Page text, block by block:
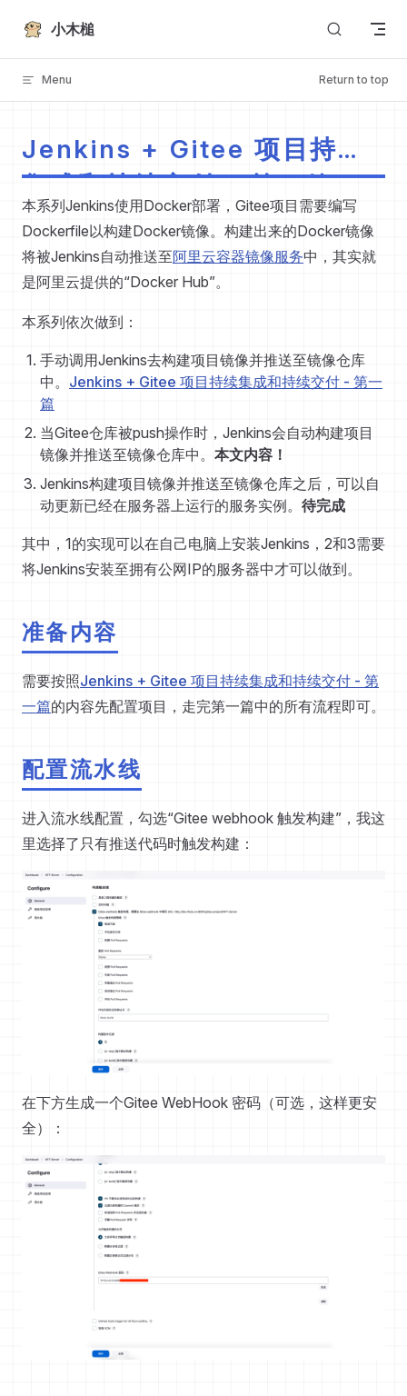
Skip to content
小木槌
Menu Return to top
Jenkins + Gitee 项目持续
集成和持续交付 - 第二篇
本系列Jenkins使用Docker部署，Gitee项目需要编写
Dockerfile以构建Docker镜像。构建出来的Docker镜像
将被Jenkins自动推送至阿里云容器镜像服务中，其实就
是阿里云提供的“Docker Hub”。
本系列依次做到：
手动调用Jenkins去构建项目镜像并推送至镜像仓库
中。 Jenkins + Gitee 项目持续集成和持续交付 - 第一
篇
当Gitee仓库被push操作时，Jenkins会自动构建项目
镜像并推送至镜像仓库中。 本文内容！
Jenkins构建项目镜像并推送至镜像仓库之后，可以自
动更新已经在服务器上运行的服务实例。 待完成
其中，1的实现可以在自己电脑上安装Jenkins，2和3需要
将Jenkins安装至拥有公网IP的服务器中才可以做到。
准备内容
需要按照Jenkins + Gitee 项目持续集成和持续交付 - 第
一篇的内容先配置项目，走完第一篇中的所有流程即可。
配置流水线
进入流水线配置，勾选“Gitee webhook 触发构建”，我这
里选择了只有推送代码时触发构建：
在下方生成一个Gitee WebHook 密码（可选，这样更安
全）：